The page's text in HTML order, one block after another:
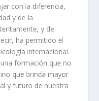
con la diferencia,
y de la
y de
ha permitido el
internacional.
formación que no
que brinda mayor
y futuro de nuestra